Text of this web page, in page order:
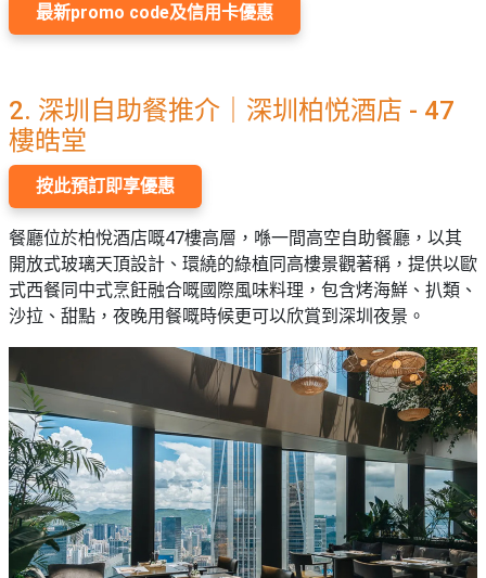
最新promo code及信用卡優惠
2. 深圳自助餐推介｜深圳柏悦酒店 - 47
樓皓堂
按此預訂即享優惠
餐廳位於柏悅酒店嘅47樓高層，喺一間高空自助餐廳，以其
開放式玻璃天頂設計、環繞的綠植同高樓景觀著稱，提供以歐
式西餐同中式烹飪融合嘅國際風味料理，包含烤海鮮、扒類、
沙拉、甜點，夜晚用餐嘅時候更可以欣賞到深圳夜景。